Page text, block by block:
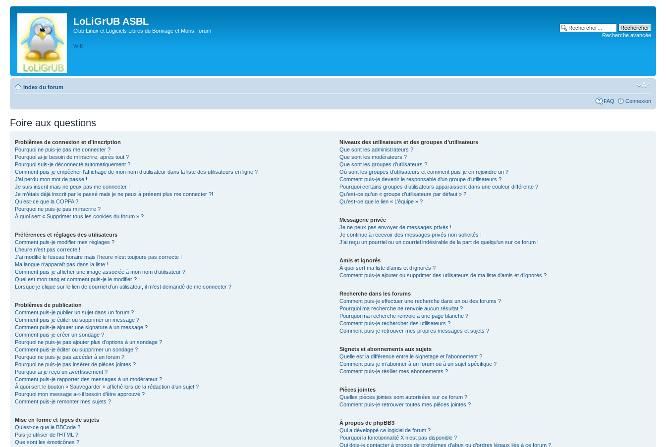
LoLiGrUB ASBL
Club Linux et Logiciels Libres du Borinage et Mons: forum
WIKI
Recherche avancée
Index du forum
FAQ Connexion
Foire aux questions
Problèmes de connexion et d’inscription
Pourquoi ne puis-je pas me connecter ?
Pourquoi ai-je besoin de m’inscrire, après tout ?
Pourquoi suis-je déconnecté automatiquement ?
Comment puis-je empêcher l’affichage de mon nom d’utilisateur dans la liste des utilisateurs en ligne ?
J’ai perdu mon mot de passe !
Je suis inscrit mais ne peux pas me connecter !
Je m’étais déjà inscrit par le passé mais je ne peux à présent plus me connecter ?!
Qu’est-ce que la COPPA ?
Pourquoi ne puis-je pas m’inscrire ?
À quoi sert « Supprimer tous les cookies du forum » ?
Préférences et réglages des utilisateurs
Comment puis-je modifier mes réglages ?
L’heure n’est pas correcte !
J’ai modifié le fuseau horaire mais l’heure n’est toujours pas correcte !
Ma langue n’apparaît pas dans la liste !
Comment puis-je afficher une image associée à mon nom d’utilisateur ?
Quel est mon rang et comment puis-je le modifier ?
Lorsque je clique sur le lien de courriel d’un utilisateur, il m’est demandé de me connecter ?
Problèmes de publication
Comment puis-je publier un sujet dans un forum ?
Comment puis-je éditer ou supprimer un message ?
Comment puis-je ajouter une signature à un message ?
Comment puis-je créer un sondage ?
Pourquoi ne puis-je pas ajouter plus d’options à un sondage ?
Comment puis-je éditer ou supprimer un sondage ?
Pourquoi ne puis-je pas accéder à un forum ?
Pourquoi ne puis-je pas insérer de pièces jointes ?
Pourquoi ai-je reçu un avertissement ?
Comment puis-je rapporter des messages à un modérateur ?
À quoi sert le bouton « Sauvegarder » affiché lors de la rédaction d’un sujet ?
Pourquoi mon message a-t-il besoin d’être approuvé ?
Comment puis-je remonter mes sujets ?
Mise en forme et types de sujets
Qu’est-ce que le BBCode ?
Puis-je utiliser de l’HTML ?
Que sont les émoticônes ?
Niveaux des utilisateurs et des groupes d’utilisateurs
Que sont les administrateurs ?
Que sont les modérateurs ?
Que sont les groupes d’utilisateurs ?
Où sont les groupes d’utilisateurs et comment puis-je en rejoindre un ?
Comment puis-je devenir le responsable d’un groupe d’utilisateurs ?
Pourquoi certains groupes d’utilisateurs apparaissent dans une couleur différente ?
Qu’est-ce qu’un « groupe d’utilisateurs par défaut » ?
Qu’est-ce que le lien « L’équipe » ?
Messagerie privée
Je ne peux pas envoyer de messages privés !
Je continue à recevoir des messages privés non sollicités !
J’ai reçu un pourriel ou un courriel indésirable de la part de quelqu’un sur ce forum !
Amis et ignorés
À quoi sert ma liste d’amis et d’ignorés ?
Comment puis-je ajouter ou supprimer des utilisateurs de ma liste d’amis et d’ignorés ?
Recherche dans les forums
Comment puis-je effectuer une recherche dans un ou des forums ?
Pourquoi ma recherche ne renvoie aucun résultat ?
Pourquoi ma recherche renvoie à une page blanche ?!
Comment puis-je rechercher des utilisateurs ?
Comment puis-je retrouver mes propres messages et sujets ?
Signets et abonnements aux sujets
Quelle est la différence entre le signetage et l’abonnement ?
Comment puis-je m’abonner à un forum ou à un sujet spécifique ?
Comment puis-je résilier mes abonnements ?
Pièces jointes
Quelles pièces jointes sont autorisées sur ce forum ?
Comment puis-je retrouver toutes mes pièces jointes ?
À propos de phpBB3
Qui a développé ce logiciel de forum ?
Pourquoi la fonctionnalité X n’est pas disponible ?
Qui dois-je contacter à propos de problèmes d’abus ou d’ordres légaux liés à ce forum ?